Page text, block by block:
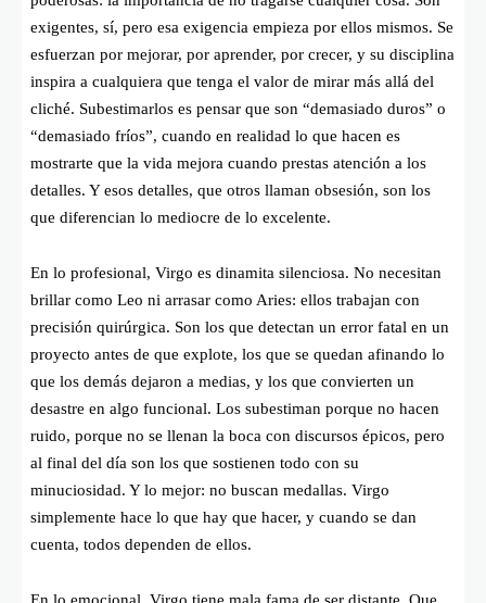
exigentes, sí, pero esa exigencia empieza por ellos mismos. Se
esfuerzan por mejorar, por aprender, por crecer, y su disciplina
inspira a cualquiera que tenga el valor de mirar más allá del
cliché. Subestimarlos es pensar que son “demasiado duros” o
“demasiado fríos”, cuando en realidad lo que hacen es
mostrarte que la vida mejora cuando prestas atención a los
detalles. Y esos detalles, que otros llaman obsesión, son los
que diferencian lo mediocre de lo excelente.
En lo profesional, Virgo es dinamita silenciosa. No necesitan
brillar como Leo ni arrasar como Aries: ellos trabajan con
precisión quirúrgica. Son los que detectan un error fatal en un
proyecto antes de que explote, los que se quedan afinando lo
que los demás dejaron a medias, y los que convierten un
desastre en algo funcional. Los subestiman porque no hacen
ruido, porque no se llenan la boca con discursos épicos, pero
al final del día son los que sostienen todo con su
minuciosidad. Y lo mejor: no buscan medallas. Virgo
simplemente hace lo que hay que hacer, y cuando se dan
cuenta, todos dependen de ellos.